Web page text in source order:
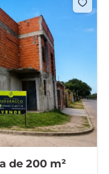
de 200 m²